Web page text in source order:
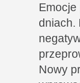
dniach.
Nowy